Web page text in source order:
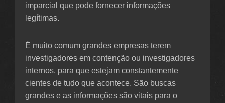
imparcial que pode fornecer informações
legítimas.
É muito comum grandes empresas terem
investigadores em contenção ou investigadores
internos, para que estejam constantemente
cientes de tudo que acontece. São buscas
grandes e as informações são vitais para o